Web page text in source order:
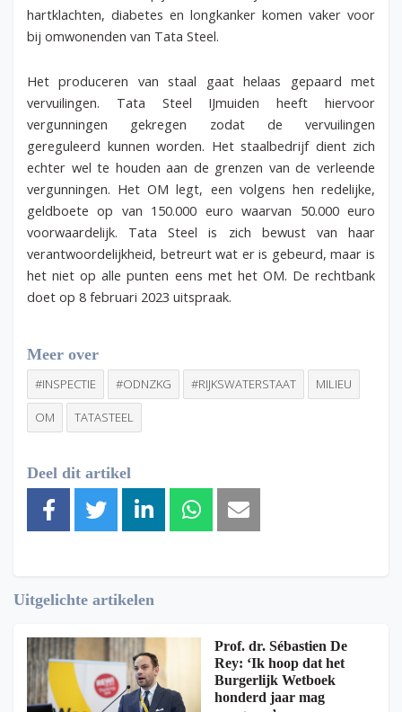
hartklachten, diabetes en longkanker komen vaker voor
bij omwonenden van Tata Steel.
Het produceren van staal gaat helaas gepaard met
vervuilingen. Tata Steel IJmuiden heeft hiervoor
vergunningen gekregen zodat de vervuilingen
gereguleerd kunnen worden. Het staalbedrijf dient zich
echter wel te houden aan de grenzen van de verleende
vergunningen. Het OM legt, een volgens hen redelijke,
geldboete op van 150.000 euro waarvan 50.000 euro
voorwaardelijk. Tata Steel is zich bewust van haar
verantwoordelijkheid, betreurt wat er is gebeurd, maar is
het niet op alle punten eens met het OM. De rechtbank
doet op 8 februari 2023 uitspraak.
Meer over
#INSPECTIE #ODNZKG #RIJKSWATERSTAAT MILIEU
OM TATASTEEL
Deel dit artikel
Uitgelichte artikelen
Prof. dr. Sébastien De
Rey: ‘Ik hoop dat het
Burgerlijk Wetboek
honderd jaar mag